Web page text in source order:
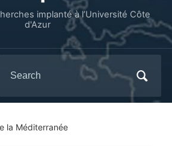
implanté à l’Université Côte
d'Azur
for:
la Méditerranée